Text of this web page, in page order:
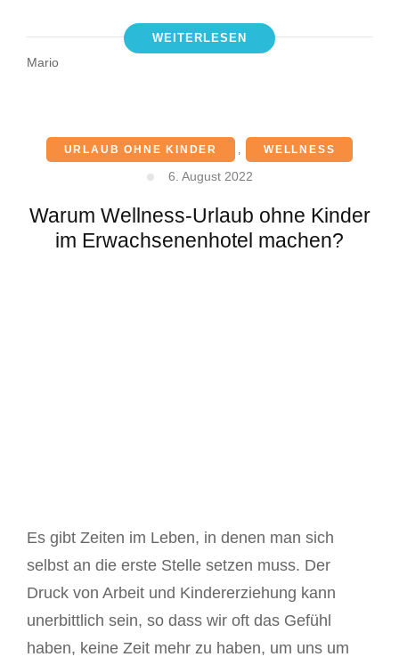
WEITERLESEN
Mario
URLAUB OHNE KINDER , WELLNESS
6. August 2022
Warum Wellness-Urlaub ohne Kinder
im Erwachsenenhotel machen?
Es gibt Zeiten im Leben, in denen man sich
selbst an die erste Stelle setzen muss. Der
Druck von Arbeit und Kindererziehung kann
unerbittlich sein, so dass wir oft das Gefühl
haben, keine Zeit mehr zu haben, um uns um